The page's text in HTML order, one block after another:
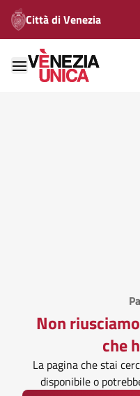
Città di Venezia
Non
che
La pagina che stai
disponibile o